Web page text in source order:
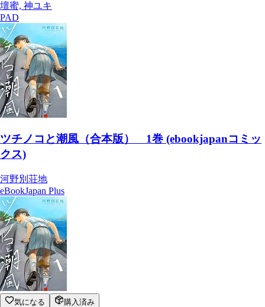
壇蜜, 神ユキ
PAD
ツチノコと潮風（合本版） 1巻 (ebookjapanコミッ
クス)
河野別荘地
eBookJapan Plus
気になる 購入済み